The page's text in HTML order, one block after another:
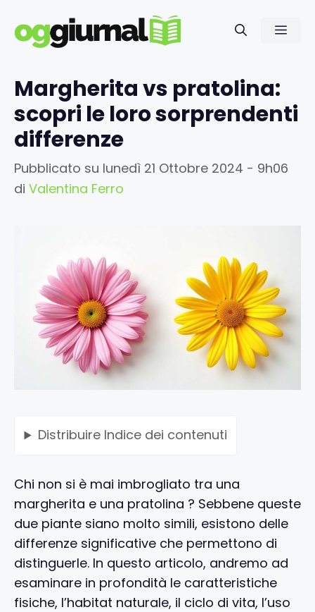
contenuto
Margherita vs pratolina:
scopri le loro sorprendenti
differenze
Pubblicato su lunedì 21 Ottobre 2024 - 9h06
di Valentina Ferro
Distribuire Indice dei contenuti
Chi non si è mai imbrogliato tra una
margherita e una pratolina ? Sebbene queste
due piante siano molto simili, esistono delle
differenze significative che permettono di
distinguerle. In questo articolo, andremo ad
esaminare in profondità le caratteristiche
fisiche, l’habitat naturale, il ciclo di vita, l’uso